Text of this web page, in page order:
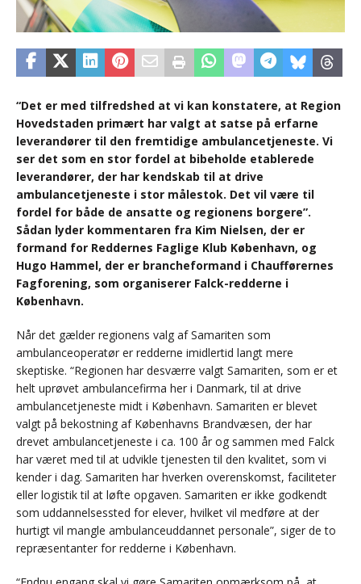
“Det er med tilfredshed at vi kan konstatere, at Region
Hovedstaden primært har valgt at satse på erfarne
leverandører til den fremtidige ambulancetjeneste. Vi
ser det som en stor fordel at bibeholde etablerede
leverandører, der har kendskab til at drive
ambulancetjeneste i stor målestok. Det vil være til
fordel for både de ansatte og regionens borgere”.
Sådan lyder kommentaren fra Kim Nielsen, der er
formand for Reddernes Faglige Klub København, og
Hugo Hammel, der er brancheformand i Chaufførernes
Fagforening, som organiserer Falck-redderne i
København.
Når det gælder regionens valg af Samariten som
ambulanceoperatør er redderne imidlertid langt mere
skeptiske. “Regionen har desværre valgt Samariten, som er et
helt uprøvet ambulancefirma her i Danmark, til at drive
ambulancetjeneste midt i København. Samariten er blevet
valgt på bekostning af Københavns Brandvæsen, der har
drevet ambulancetjeneste i ca. 100 år og sammen med Falck
har været med til at udvikle tjenesten til den kvalitet, som vi
kender i dag. Samariten har hverken overenskomst, faciliteter
eller logistik til at løfte opgaven. Samariten er ikke godkendt
som uddannelsessted for elever, hvilket vil medføre at der
hurtigt vil mangle ambulanceuddannet personale”, siger de to
repræsentanter for redderne i København.